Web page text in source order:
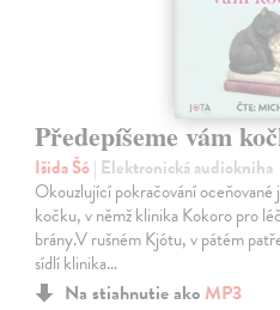
Předepíšeme vám
Išida Šó| Elektronická audiokniha
Okouzlující pokračování
kočku, v němž klinika Kokoro pro
brány.V rušném Kjótu, v pátém
sídlí klinika…
Na stiahnutie ako MP3